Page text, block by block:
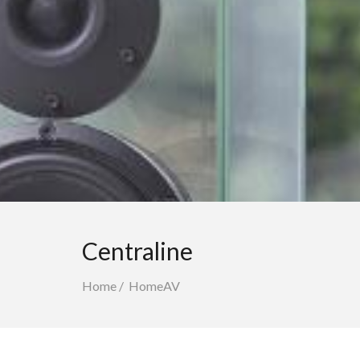
Centraline
Home / HomeAV